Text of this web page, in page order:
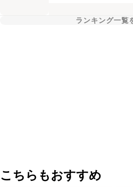
ランキング一覧
こちらもおすすめ